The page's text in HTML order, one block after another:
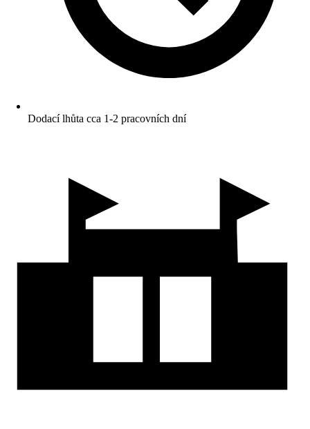
Dodací lhůta cca 1-2 pracovních dní